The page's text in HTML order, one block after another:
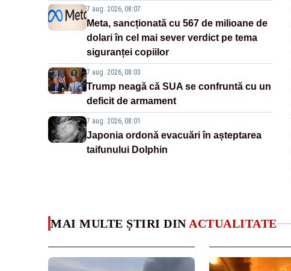
7 aug. 2026, 08:07
Meta, sancționată cu 567 de milioane de
dolari în cel mai sever verdict pe tema
siguranței copiilor
7 aug. 2026, 08:03
Trump neagă că SUA se confruntă cu un
deficit de armament
7 aug. 2026, 08:01
Japonia ordonă evacuări în așteptarea
taifunului Dolphin
MAI MULTE ȘTIRI DIN ACTUALITATE